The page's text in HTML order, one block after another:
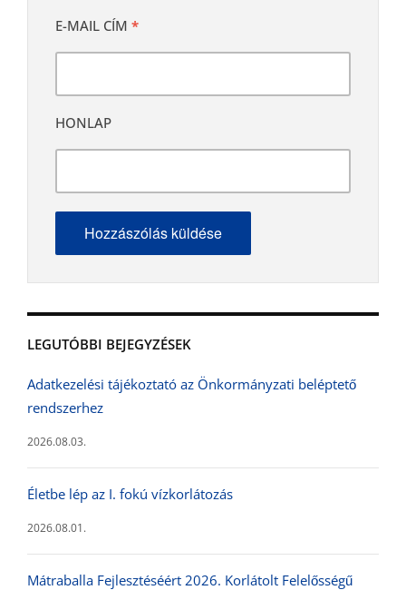
LEGUTÓBBI BEJEGYZÉSEK
Adatkezelési tájékoztató az Önkormányzati beléptető
rendszerhez
2026.08.03.
Életbe lép az I. fokú vízkorlátozás
2026.08.01.
Mátraballa Fejlesztéséért 2026. Korlátolt Felelősségű
E-MAIL CÍM *
HONLAP